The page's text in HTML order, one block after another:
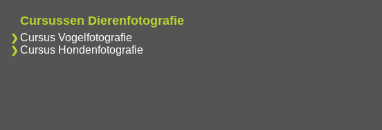
Cursussen Dierenfotografie
Cursus Vogelfotografie
Cursus Hondenfotografie